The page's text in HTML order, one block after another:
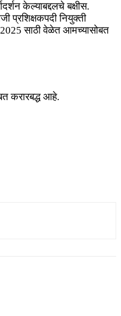
केल्याबद्दलचे बक्षीस.
प्रशिक्षकपदी नियुक्ती
साठी वेळेत आमच्यासोबत
करारबद्ध आहे.